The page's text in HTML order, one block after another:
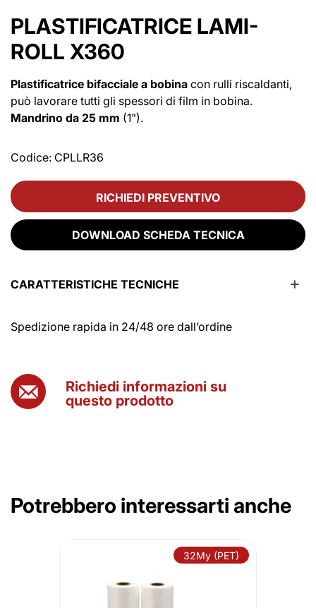
PLASTIFICATRICE LAMI-
ROLL X360
Plastificatrice bifacciale a bobina con rulli riscaldanti,
può lavorare tutti gli spessori di film in bobina.
Mandrino da 25 mm (1").
Codice: CPLLR36
RICHIEDI PREVENTIVO
DOWNLOAD SCHEDA TECNICA
CARATTERISTICHE TECNICHE
Spedizione rapida in 24/48 ore dall’ordine
Richiedi informazioni su
questo prodotto
Potrebbero interessarti anche
32My (PET)